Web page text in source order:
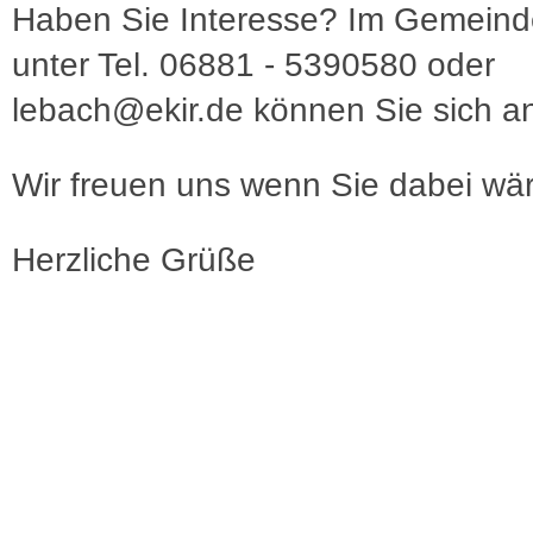
Haben Sie Interesse? Im
unter Tel. 06881 - 5390580 oder
lebach@ekir.de können Sie sich
Wir freuen uns wenn Sie dabei
Herzliche Grüße